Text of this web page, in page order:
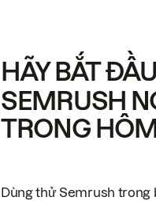
HÃY BẮT
SEMRUSH
TRONG
Dùng thử Semrush trong